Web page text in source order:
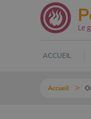
Le
ACCUEIL
Accueil